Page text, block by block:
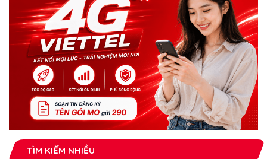
TÌM KIẾM NHIỀU